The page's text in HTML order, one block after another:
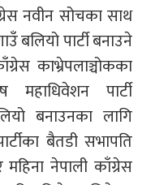
नवीन सोचका साथ
बलियो पार्टी बनाउने
काभ्रेपलाञ्चोकका
पार्टी
बनाउनका लागि
बैतडी सभापति
नेपाली काँग्रेस